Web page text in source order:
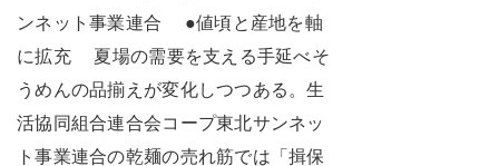
ンネット事業連合 ●値頃と産地を軸
に拡充 夏場の需要を支える手延べそ
うめんの品揃えが変化しつつある。生
活協同組合連合会コープ東北サンネッ
ト事業連合の乾麺の売れ筋では「揖保